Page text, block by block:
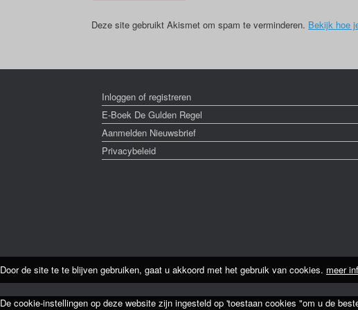
Deze site gebruikt Akismet om spam te verminderen. Bekijk hoe
Inloggen of registreren
E-Boek De Gulden Regel
Aanmelden Nieuwsbrief
Privacybeleid
Door de site te te blijven gebruiken, gaat u akkoord met het gebruik van cookies. meer
De cookie-instellingen op deze website zijn ingesteld op 'toestaan cookies "om u de